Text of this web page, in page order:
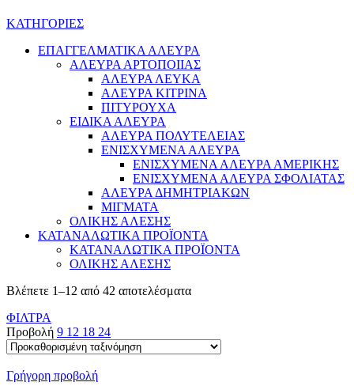
ΚΑΤΗΓΟΡΙΕΣ
ΕΠΑΓΓΕΛΜΑΤΙΚΑ ΑΛΕΥΡΑ
ΑΛΕΥΡΑ ΑΡΤΟΠΟΙΙΑΣ
ΑΛΕΥΡΑ ΛΕΥΚΑ
ΑΛΕΥΡΑ ΚΙΤΡΙΝΑ
ΠΙΤΥΡΟΥΧΑ
ΕΙΔΙΚΑ ΑΛΕΥΡΑ
ΑΛΕΥΡΑ ΠΟΛΥΤΕΛΕΙΑΣ
ΕΝΙΣΧΥΜΕΝΑ ΑΛΕΥΡΑ
ΕΝΙΣΧΥΜΕΝΑ ΑΛΕΥΡΑ ΑΜΕΡΙΚΗΣ
ΕΝΙΣΧΥΜΕΝΑ ΑΛΕΥΡΑ ΣΦΟΛΙΑΤΑΣ
ΑΛΕΥΡΑ ΔΗΜΗΤΡΙΑΚΩΝ
ΜΙΓΜΑΤΑ
ΟΛΙΚΗΣ ΑΛΕΣΗΣ
ΚΑΤΑΝΑΛΩΤΙΚΑ ΠΡΟΪΟΝΤΑ
ΚΑΤΑΝΑΛΩΤΙΚΑ ΠΡΟΪΟΝΤΑ
ΟΛΙΚΗΣ ΑΛΕΣΗΣ
Βλέπετε 1–12 από 42 αποτελέσματα
ΦΙΛΤΡΑ
Προβολή 9 12 18 24
Γρήγορη προβολή